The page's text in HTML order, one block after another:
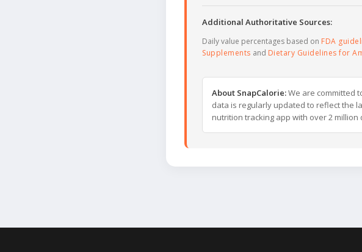
Additional Authoritative Sources:
Daily value percentages based on FDA
Supplements and Dietary Guidelines for
About SnapCalorie:We are committed
data is regularly updated to reflect the
nutrition tracking app with over 2